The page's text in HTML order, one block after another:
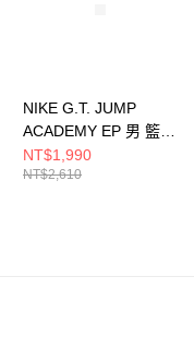
NIKE G.T. JUMP
ACADEMY EP 男 籃球
鞋 HF1804004
NT$1,990
NT$2,610